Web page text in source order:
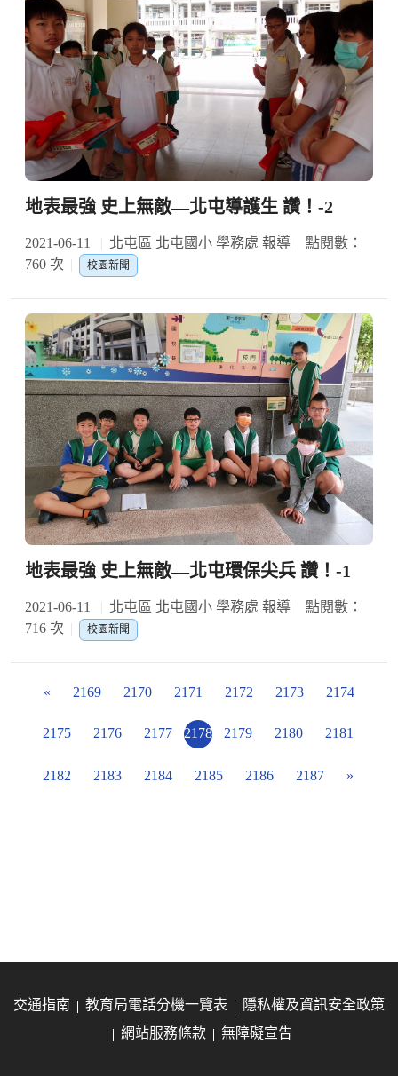
地表最強 史上無敵—北屯導護生 讚！-2
2021-06-11 北屯區 北屯國小 學務處 報導
點閱數：
760 次
校園新聞
地表最強 史上無敵—北屯環保尖兵 讚！-1
2021-06-11 北屯區 北屯國小 學務處 報導
點閱數：
716 次
校園新聞
« 2169 2170 2171 2172 2173 2174
2175 2176 2177 2178 2179 2180 2181
2182 2183 2184 2185 2186 2187 »
交通指南 教育局電話分機一覽表
隱私權及資訊安全政策
網站服務條款
無障礙宣告